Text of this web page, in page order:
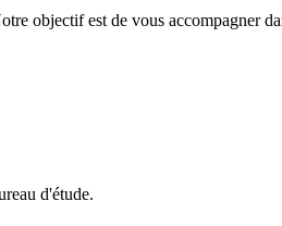
objectif est de vous accompagner
d'étude.